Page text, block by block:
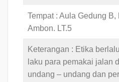
Tempat : Aula Gedung
Ambon. LT.5
Keterangan : Etika
laku para pemakai jalan
undang – undang dan